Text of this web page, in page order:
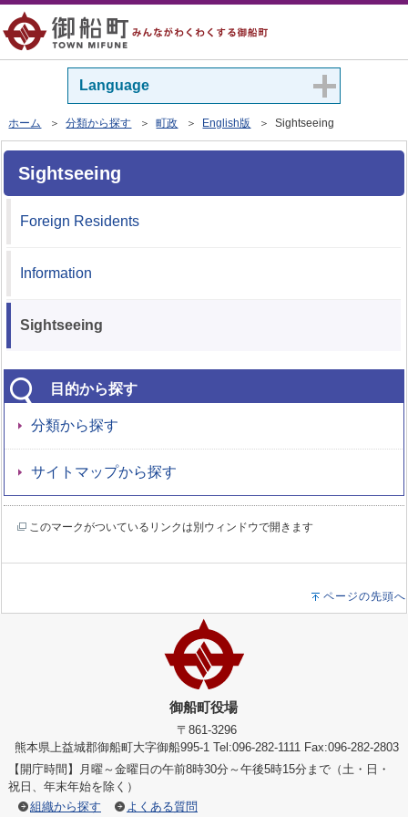
Language
ホーム ＞分類から探す ＞町政 ＞ English版 ＞ Sightseeing
Sightseeing
Foreign Residents
Information
Sightseeing
目的から探す
分類から探す
サイトマップから探す
このマークがついているリンクは別ウィンドウで開きます
ページの先頭へ
御船町役場
〒861-3296
熊本県上益城郡御船町大字御船995-1 Tel:096-282-1111 Fax:096-282-2803
【開庁時間】月曜～金曜日の午前8時30分～午後5時15分まで（土・日・
祝日、年末年始を除く）
組織から探す
よくある質問